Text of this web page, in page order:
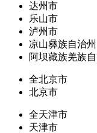
达州市
乐山市
泸州市
凉山彝族自治州
阿坝藏族羌族
全北京市
北京市
全天津市
天津市